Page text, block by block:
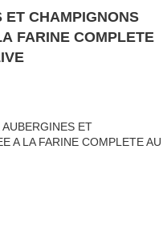
ET CHAMPIGNONS
FARINE COMPLETE